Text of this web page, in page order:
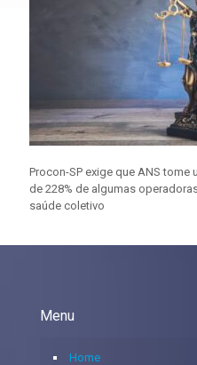
Procon-SP exige que ANS
de 228% de algumas
saúde coletivo
Menu
Home